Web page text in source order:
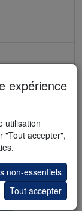
de
expérience
utilisation
"Tout accepter",
non-essentiels
Tout accepter